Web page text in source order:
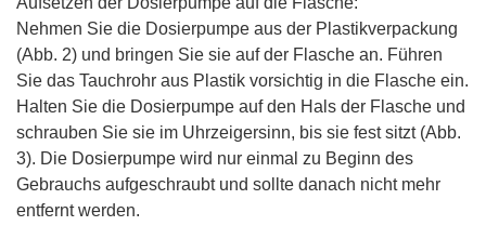
Nehmen Sie die Dosierpumpe aus der Plastikverpackung
(Abb. 2) und bringen Sie sie auf der Flasche an. Führen
Sie das Tauchrohr aus Plastik vorsichtig in die Flasche ein.
Halten Sie die Dosierpumpe auf den Hals der Flasche und
schrauben Sie sie im Uhrzeigersinn, bis sie fest sitzt (Abb.
3). Die Dosierpumpe wird nur einmal zu Beginn des
Gebrauchs aufgeschraubt und sollte danach nicht mehr
entfernt werden.